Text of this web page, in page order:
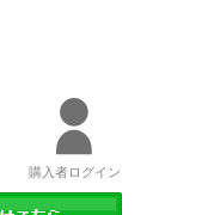
購入者ログイン